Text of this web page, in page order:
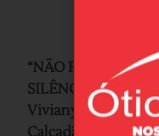
“NÃO PODEMOS
SILÊNCIO”:
Viviany neste